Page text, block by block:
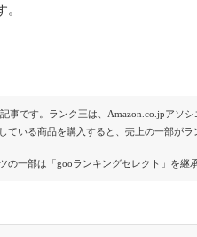
。
記事です。ランク王は、Amazon.co.jpアソ
ている商品を購入すると、売上の一部がラ
の一部は「gooランキングセレクト」を継